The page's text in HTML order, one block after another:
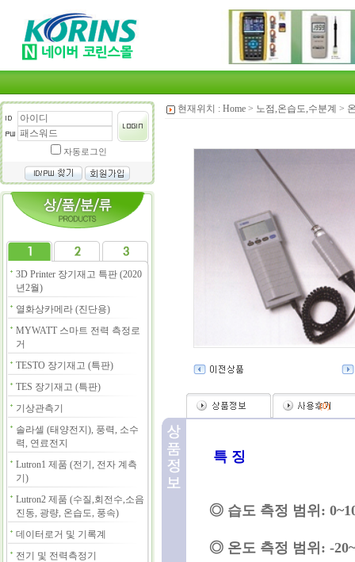
자동로그인
3D Printer 장기재고 특판 (2020
년2월)
열화상카메라 (진단용)
MYWATT 스마트 전력 측정로
거
TESTO 장기재고 (특판)
TES 장기재고 (특판)
기상관측기
솔라셀 (태양전지), 풍력, 소수
력, 연료전지
Lutron1 제품 (전기, 전자 계측
기)
Lutron2 제품 (수질,회전수,소음
진동, 광량, 온습도, 풍속)
데이터로거 및 기록계
전기 및 전력측정기
현재위치 : Home > 노점,온습도,수분계 >
(0)
특 징
◎ 습도 측정 범위:
◎ 온도 측정 범위: -